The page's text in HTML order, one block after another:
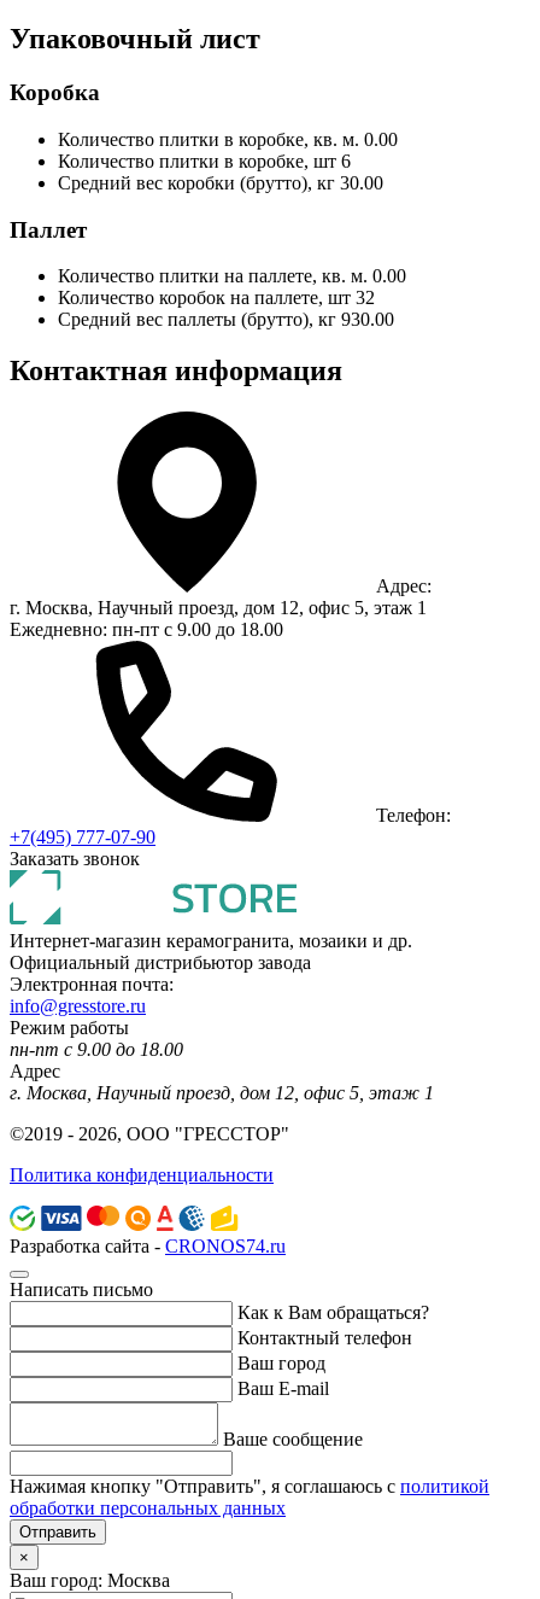
Упаковочный лист
Коробка
Количество плитки в коробке, кв. м. 0.00
Количество плитки в коробке, шт 6
Средний вес коробки (брутто), кг 30.00
Паллет
Количество плитки на паллете, кв. м. 0.00
Количество коробок на паллете, шт 32
Средний вес паллеты (брутто), кг 930.00
Контактная информация
Адрес:
г. Москва, Научный проезд, дом 12, офис 5, этаж 1
Ежедневно: пн-пт с 9.00 до 18.00
Телефон:
+7(495) 777-07-90
Заказать звонок
Интернет-магазин керамогранита, мозаики и др.
Официальный дистрибьютор завода
Электронная почта:
info@gresstore.ru
Режим работы
пн-пт с 9.00 до 18.00
Адрес
г. Москва, Научный проезд, дом 12, офис 5, этаж 1
©2019 - 2026, ООО "ГРЕССТОР"
Политика конфиденциальности
Разработка сайта - CRONOS74.ru
Написать письмо
Как к Вам обращаться?
Контактный телефон
Ваш город
Ваш E-mail
Ваше сообщение
Нажимая кнопку "Отправить", я соглашаюсь с политикой
обработки персональных данных
Отправить
×
Ваш город: Москва